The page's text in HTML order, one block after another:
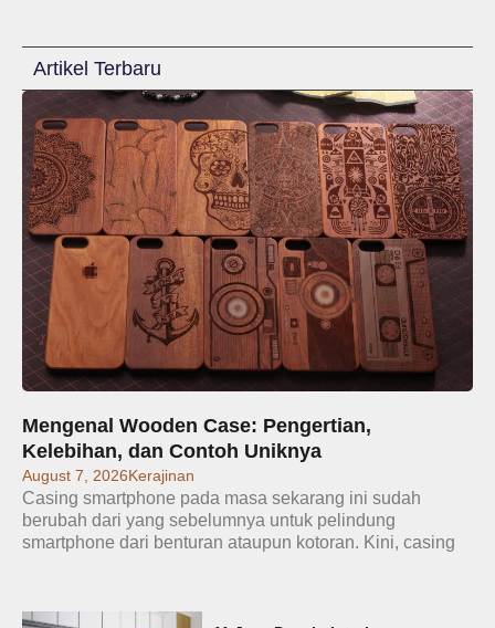
Artikel Terbaru
Mengenal Wooden Case: Pengertian,
Kelebihan, dan Contoh Uniknya
August 7, 2026Kerajinan
Casing smartphone pada masa sekarang ini sudah
berubah dari yang sebelumnya untuk pelindung
smartphone dari benturan ataupun kotoran. Kini, casing